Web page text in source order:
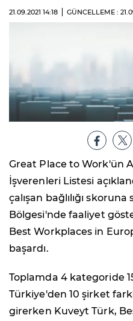
21.09.2021 14:18 GÜNCELLEME :
Great Place to Work'ün
İşverenleri Listesi
çalışan bağlılığı
Bölgesi'nde faaliyet
Best Workplaces in
başardı.
Toplamda 4 kategoride
Türkiye'den 10 şirket
girerken Kuveyt Türk,